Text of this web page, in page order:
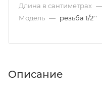
Длина в сантиметрах —
Модель — резьба 1/2''
Описание